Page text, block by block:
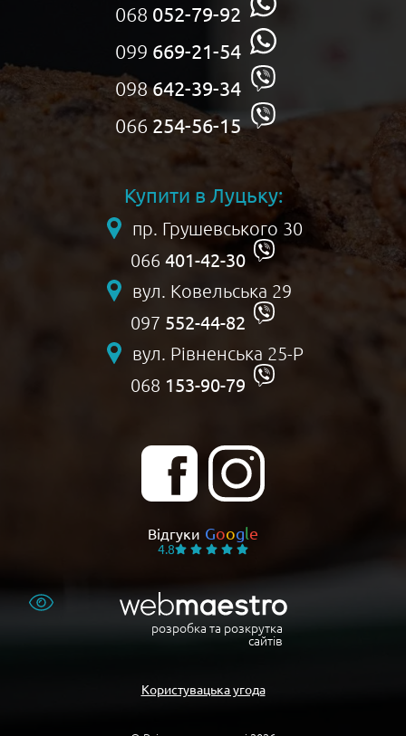
Відгуки Google
4.8
068 052-79-92
099 669-21-54
098642-39-34
066 254-56-15
Купити в Луцьку:
пр. Грушевського 30
066 401-42-30
вул. Ковельська 29
097 552-44-82
вул. Рівненська 25-Р
068 153-90-79
розробка та розкрутка
сайтів
Користувацька угода